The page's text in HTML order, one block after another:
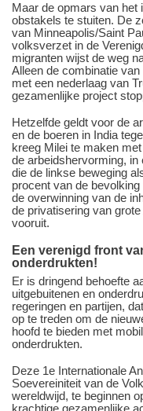
Maar de opmars van het
obstakels te stuiten. De
van Minneapolis/Saint
volksverzet in de
migranten wijst de weg
Alleen de combinatie
met een nederlaag van
gezamenlijke project
Hetzelfde geldt voor de
en de boeren in India
kreeg Milei te maken
de arbeidshervorming, in
die de linkse beweging
procent van de
de overwinning van de
de privatisering van
vooruit.
Een verenigd front
onderdrukten!
Er is dringend behoefte
uitgebuitenen en
regeringen en partijen,
op te treden om de
hoofd te bieden met
onderdrukten.
Deze 1e Internationale
Soevereiniteit van de
wereldwijd, te beginnen